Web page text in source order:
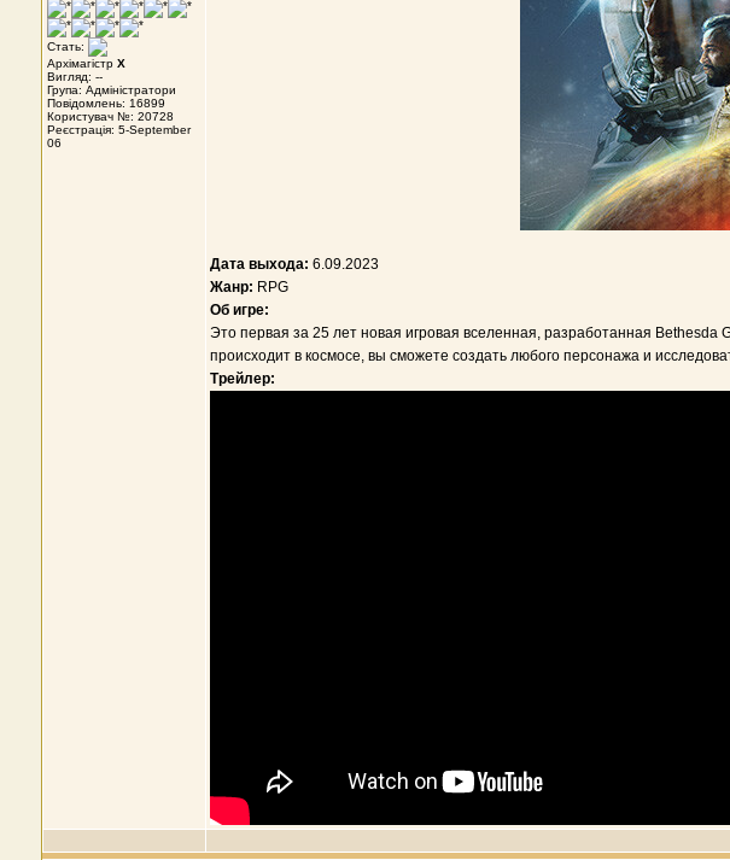
Стать:
Архімагістр X
Вигляд: --
Група: Адміністратори
Повідомлень: 16899
Користувач №: 20728
Реєстрація: 5-September
06
Дата выхода: 6.09.2023
Жанр: RPG
Об игре:
Это первая за 25 лет новая игровая вселенная, разработанная Bethesda
происходит в космосе, вы сможете создать любого персонажа и
Трейлер: